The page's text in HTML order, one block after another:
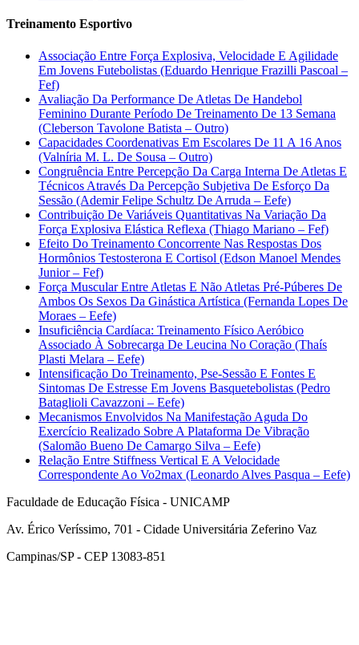
Treinamento Esportivo
Associação Entre Força Explosiva, Velocidade E Agilidade
Em Jovens Futebolistas (Eduardo Henrique Frazilli Pascoal –
Fef)
Avaliação Da Performance De Atletas De Handebol
Feminino Durante Período De Treinamento De 13 Semana
(Cleberson Tavolone Batista – Outro)
Capacidades Coordenativas Em Escolares De 11 A 16 Anos
(Valníria M. L. De Sousa – Outro)
Congruência Entre Percepção Da Carga Interna De Atletas E
Técnicos Através Da Percepção Subjetiva De Esforço Da
Sessão (Ademir Felipe Schultz De Arruda – Eefe)
Contribuição De Variáveis Quantitativas Na Variação Da
Força Explosiva Elástica Reflexa (Thiago Mariano – Fef)
Efeito Do Treinamento Concorrente Nas Respostas Dos
Hormônios Testosterona E Cortisol (Edson Manoel Mendes
Junior – Fef)
Força Muscular Entre Atletas E Não Atletas Pré-Púberes De
Ambos Os Sexos Da Ginástica Artística (Fernanda Lopes De
Moraes – Eefe)
Insuficiência Cardíaca: Treinamento Físico Aeróbico
Associado À Sobrecarga De Leucina No Coração (Thaís
Plasti Melara – Eefe)
Intensificação Do Treinamento, Pse-Sessão E Fontes E
Sintomas De Estresse Em Jovens Basquetebolistas (Pedro
Bataglioli Cavazzoni – Eefe)
Mecanismos Envolvidos Na Manifestação Aguda Do
Exercício Realizado Sobre A Plataforma De Vibração
(Salomão Bueno De Camargo Silva – Eefe)
Relação Entre Stiffness Vertical E A Velocidade
Correspondente Ao Vo2max (Leonardo Alves Pasqua – Eefe)
Faculdade de Educação Física - UNICAMP
Av. Érico Veríssimo, 701 - Cidade Universitária Zeferino Vaz
Campinas/SP - CEP 13083-851